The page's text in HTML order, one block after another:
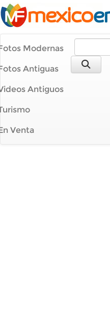
Modernas
Antiguas
Antiguos
Venta